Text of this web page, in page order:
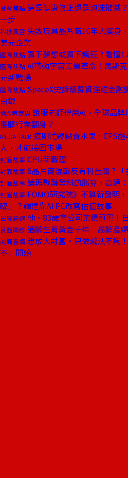
投資焦點 這是健康修正還是泡沫破滅
一步
科技風雲 失敗玩具晶片商10年大變身
美元企業
國際焦點 買下夢想或買下瘋狂？看懂
國際焦點 AI帶動宇宙工業革命！馬斯
元新戰場
國際焦點 SpaceX史詩級募資強碰金
白銀
懂AI看商周 說服老師傅用AI、全球品
最髒行業翻身？
MEGA TALK 疫期忙蹲點賣水果，EPS
人，才能接回市場
封面故事 CPU新戰國
封面故事 6晶片商混戰反有利台灣？
封面故事 論再戰聯發科的勝算，高通
封面故事 FOMO研究院》不算新發明
臨」？輝達靠AI PC改寫估值故事
日經嚴選 他，83歲拿公司業績冠軍！
良醫問診 適齡生育黃金十年 高齡產
商周書摘 想放大財富，只做減法不夠
不」開始